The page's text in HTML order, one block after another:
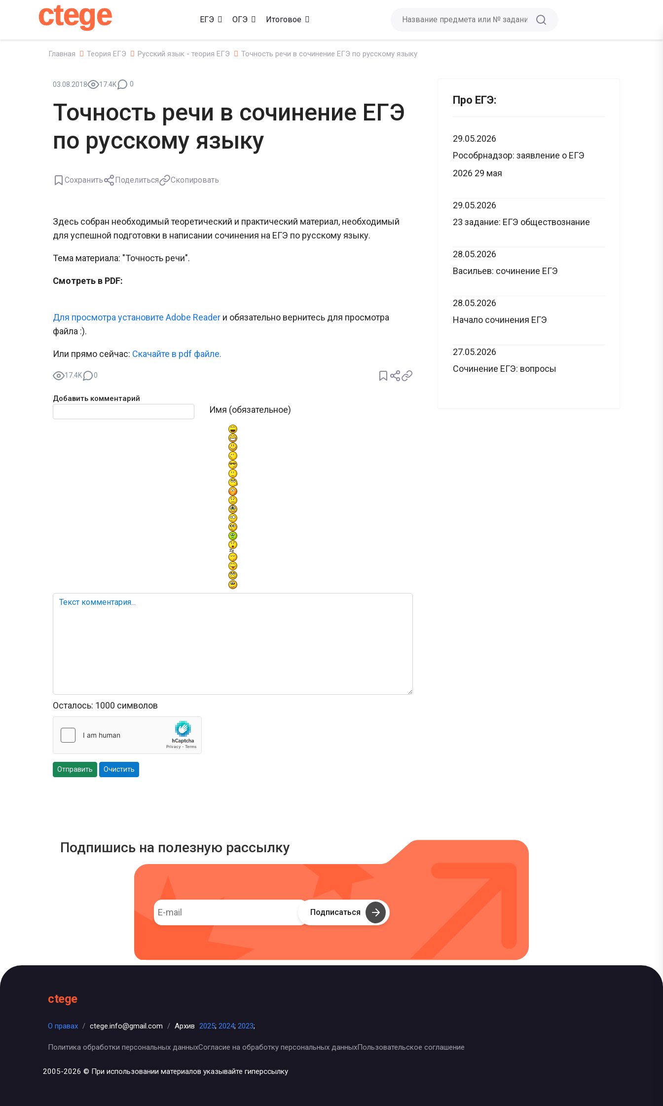
ctege ЕГЭ ОГЭ Итоговое
Главная Теория ЕГЭ Русский язык - теория ЕГЭ Точность речи в сочинение ЕГЭ по русскому языку
03.08.2018 17.4K 0
Точность речи в сочинение ЕГЭ
по русскому языку
Сохранить Поделиться Скопировать
Здесь собран необходимый теоретический и практический материал, необходимый
для успешной подготовки в написании сочинения на ЕГЭ по русскому языку.
Тема материала: "Точность речи".
Смотреть в PDF:
Для просмотра установите Adobe Reader и обязательно вернитесь для просмотра
файла :).
Или прямо сейчас: Скачайте в pdf файле.
17.4K 0
Добавить комментарий
Имя (обязательное)
Текст комментария
Осталось: 1000 символов
Отправить Очистить
Про ЕГЭ:
29.05.2026
Рособрнадзор: заявление о ЕГЭ
2026 29 мая
29.05.2026
23 задание: ЕГЭ обществознание
28.05.2026
Васильев: сочинение ЕГЭ
28.05.2026
Начало сочинения ЕГЭ
27.05.2026
Сочинение ЕГЭ: вопросы
Подпишись на полезную рассылку
Подписаться
ctege
О правах / ctege.info@gmail.com / Архив 2025; 2024; 2023;
Политика обработки персональных данныхСогласие на обработку персональных данныхПользовательское соглашение
2005-2026 © При использовании материалов указывайте гиперссылку